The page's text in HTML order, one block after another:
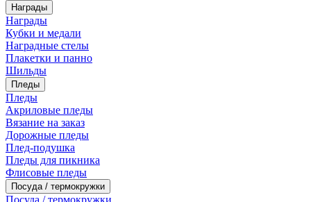
Награды
Награды
Кубки и медали
Наградные стелы
Плакетки и панно
Шильды
Пледы
Пледы
Акриловые пледы
Вязание на заказ
Дорожные пледы
Плед-подушка
Пледы для пикника
Флисовые пледы
Посуда / термокружки
Посуда / термокружки